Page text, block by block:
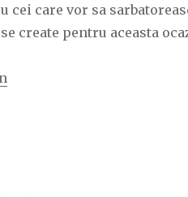
cei care vor sa
create pentru aceasta